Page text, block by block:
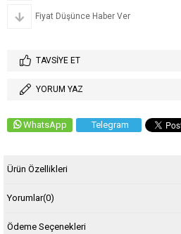
Fiyat Düşünce Haber Ver
TAVSIYE ET
YORUM YAZ
WhatsApp Telegram
Ürün Özellikleri
Yorumlar(0)
Ödeme Seçenekleri